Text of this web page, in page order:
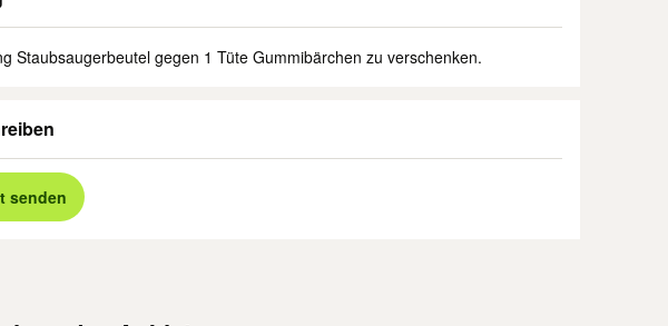
Staubsaugerbeutel gegen 1 Tüte Gummibärchen zu verschenken.
senden